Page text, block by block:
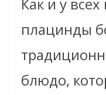
Как и у
плацинды
блюдо,